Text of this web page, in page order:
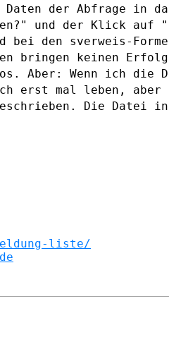
der Abfrage in
und der Klick auf
den sverweis-
bringen keinen
Aber: Wenn ich die
erst mal leben, aber
Die Datei
liste/